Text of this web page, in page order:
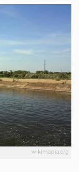
wikimapia.org